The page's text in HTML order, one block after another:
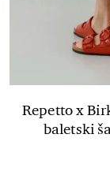
Repetto x
baletski